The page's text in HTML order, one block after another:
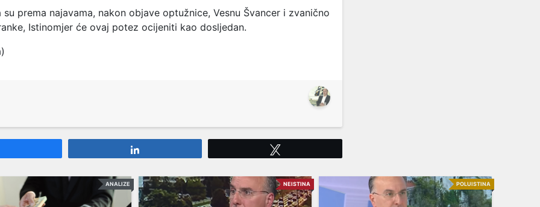
prema najavama, nakon objave optužnice, Vesnu Švancer i zvanično
Istinomjer će ovaj potez ocijeniti kao dosljedan.
ANALIZE NEISTINA POLUISTINA